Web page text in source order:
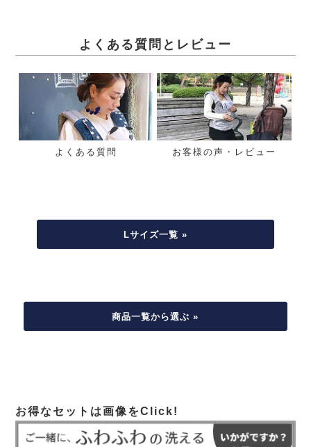
よくある質問とレビュー
よくある質問 お客様の声・レビュー
Lサイズ一覧 »
商品一覧から選ぶ »
お得なセットは画像をClick!